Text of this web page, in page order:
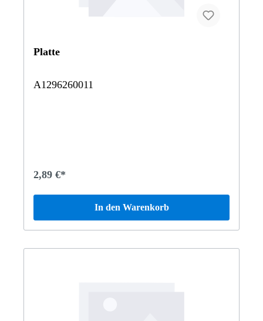
Platte
A1296260011
2,89 €*
In den Warenkorb